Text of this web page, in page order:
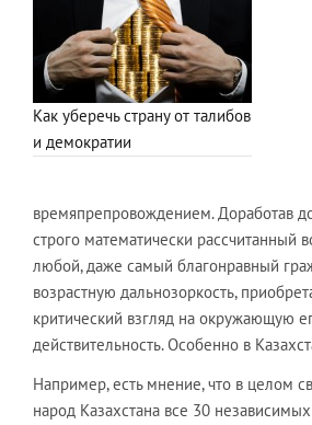
Как уберечь страну от талибов
и демократии
времяпрепровождением. Доработав
строго математически рассчитанный
любой, даже самый благонравный
возрастную дальнозоркость,
критический взгляд на окружающую
действительность. Особенно в
Например, есть мнение, что в целом
народ Казахстана все 30